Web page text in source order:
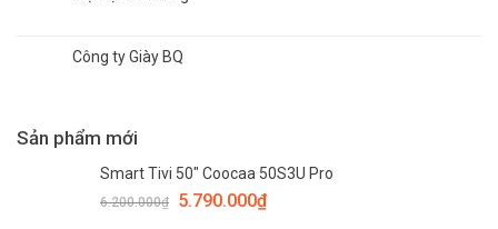
Công ty Giày BQ
Sản phẩm mới
Smart Tivi 50" Coocaa 50S3U Pro
6.200.000₫ 5.790.000₫